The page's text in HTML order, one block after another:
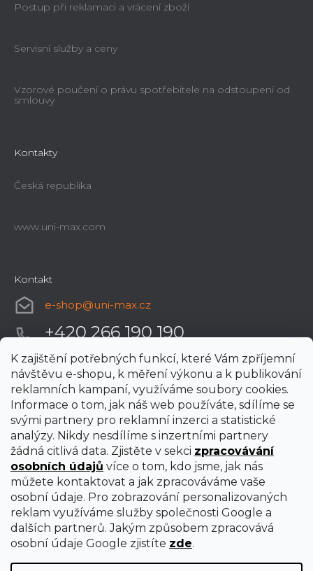
K zajištění potřebných funkcí, které Vám zpříjemní
návštěvu e-shopu, k měření výkonu a k publikování
reklamních kampaní, využíváme soubory cookies.
Informace o tom, jak náš web používáte, sdílíme se
svými partnery pro reklamní inzerci a statistické
analýzy. Nikdy nesdílíme s inzertními partnery
žádná citlivá data. Zjistěte v sekci zpracovávání
osobních údajů více o tom, kdo jsme, jak nás
můžete kontaktovat a jak zpracováváme vaše
osobní údaje. Pro zobrazování personalizovaných
reklam využíváme služby společnosti Google a
dalších partnerů. Jakým způsobem zpracovává
osobní údaje Google zjistíte zde.
Postup při reklamaci a vrácení zboží
Servisní služby a ceny
Vzorové poučení o právu spotřebitele na odstoupení od
smlouvy
Kontakty
Česká republika
www.uni-max.com
Kontakt
e-shop@uni-max.cz
+420 266 190 190